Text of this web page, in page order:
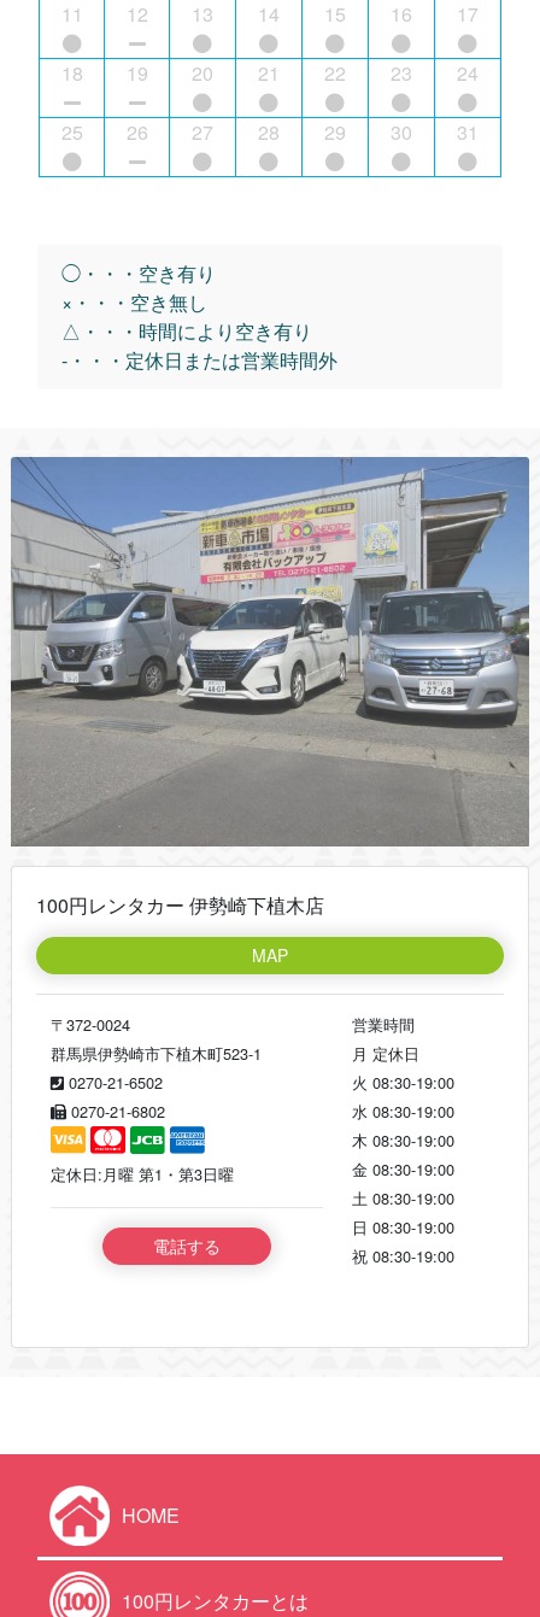
11 12 13 14 15 16 17
18 19 20 21 22 23 24
25 26 27 28 29 30 31
◯・・・空き有り
×・・・空き無し
△・・・時間により空き有り
-・・・定休日または営業時間外
100円レンタカー 伊勢崎下植木店
MAP
〒372-0024
群馬県伊勢崎市下植木町523-1
0270-21-6502
0270-21-6802
定休日:月曜 第1・第3日曜
電話する
営業時間
月 定休日
火 08:30-19:00
水 08:30-19:00
木 08:30-19:00
金 08:30-19:00
土 08:30-19:00
日 08:30-19:00
祝 08:30-19:00
HOME
100円レンタカーとは